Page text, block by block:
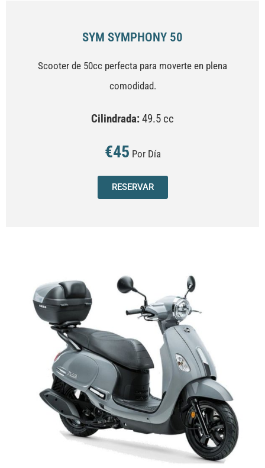
SYM SYMPHONY 50
Scooter de 50cc perfecta para moverte en plena
comodidad.
Cilindrada:49.5 cc
€45 Por Día
RESERVAR